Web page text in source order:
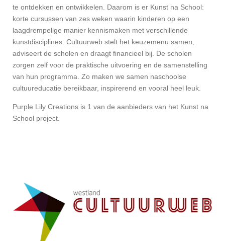
te ontdekken en ontwikkelen. Daarom is er Kunst na School:
korte cursussen van zes weken waarin kinderen op een
laagdrempelige manier kennismaken met verschillende
kunstdisciplines. Cultuurweb stelt het keuzemenu samen,
adviseert de scholen en draagt financieel bij. De scholen
zorgen zelf voor de praktische uitvoering en de samenstelling
van hun programma. Zo maken we samen naschoolse
cultuureducatie bereikbaar, inspirerend en vooral heel leuk.
Purple Lily Creations is 1 van de aanbieders van het Kunst na
School project.